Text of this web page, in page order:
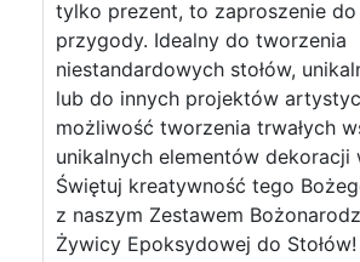
tylko prezent, to zaproszenie
przygody. Idealny do tworzenia
niestandardowych stołów,
lub do innych projektów
możliwość tworzenia trwałych
unikalnych elementów dekoracji
Świętuj kreatywność tego
z naszym Zestawem
Żywicy Epoksydowej do Stołów!